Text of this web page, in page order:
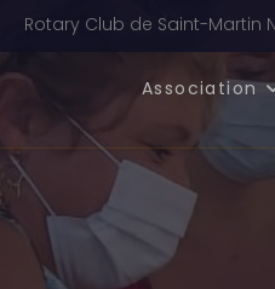
Rotary Club de Saint-Martin
Association